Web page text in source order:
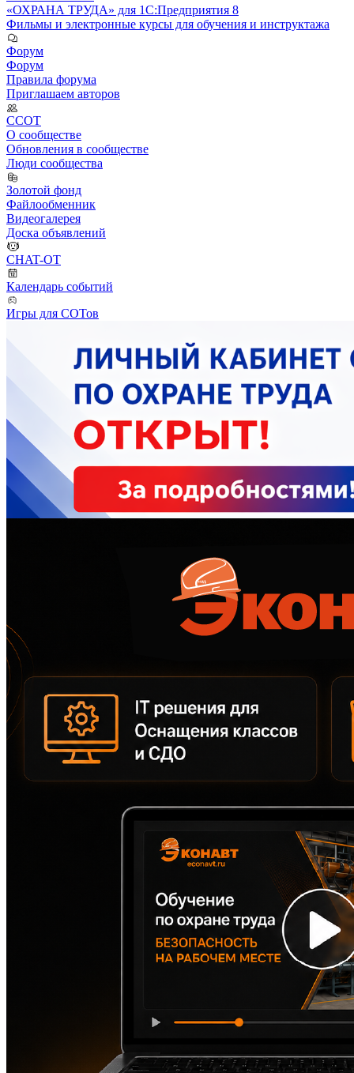
«ОХРАНА ТРУДА» для 1С:Предприятия 8
Фильмы и электронные курсы для обучения и инструктажа
Форум
Форум
Правила форума
Приглашаем авторов
ССОТ
О сообществе
Обновления в сообществе
Люди сообщества
Золотой фонд
Файлообменник
Видеогалерея
Доска объявлений
CHAT-OT
Календарь событий
Игры для СОТов